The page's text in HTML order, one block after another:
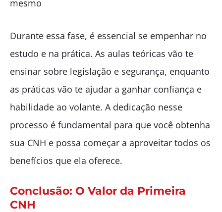
mesmo
Durante essa fase, é essencial se empenhar no
estudo e na prática. As aulas teóricas vão te
ensinar sobre legislação e segurança, enquanto
as práticas vão te ajudar a ganhar confiança e
habilidade ao volante. A dedicação nesse
processo é fundamental para que você obtenha
sua CNH e possa começar a aproveitar todos os
benefícios que ela oferece.
Conclusão: O Valor da Primeira
CNH